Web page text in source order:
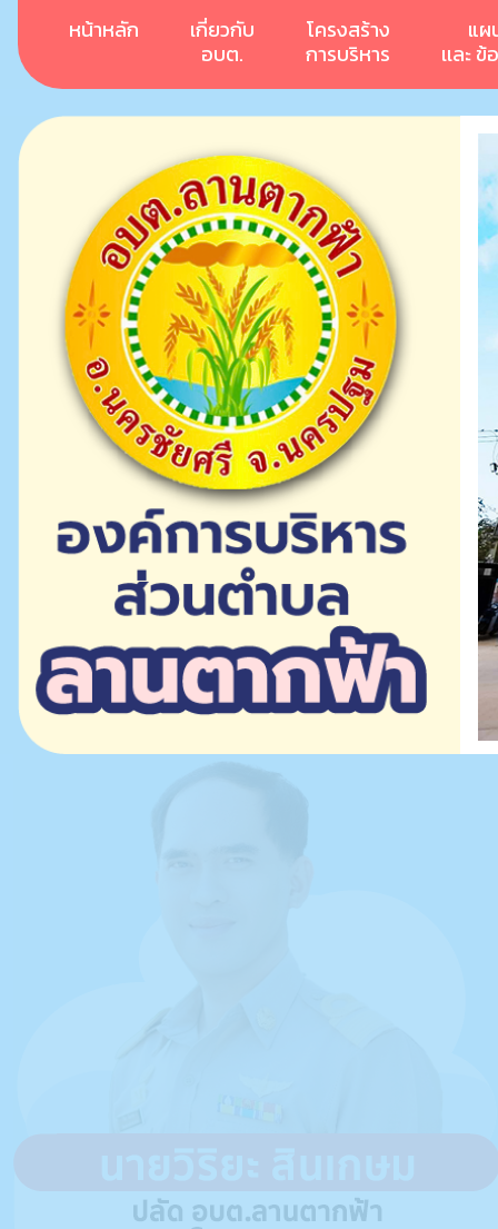
หน้าหลัก
เกี่ยวกับ
อบต.
โครงสร้าง
การบริหาร
แผ
เเละ